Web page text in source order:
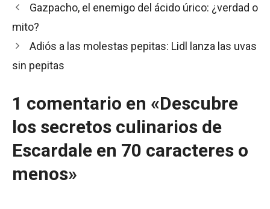
Gazpacho, el enemigo del ácido úrico: ¿verdad o
mito?
Adiós a las molestas pepitas: Lidl lanza las uvas
sin pepitas
1 comentario en «Descubre
los secretos culinarios de
Escardale en 70 caracteres o
menos»